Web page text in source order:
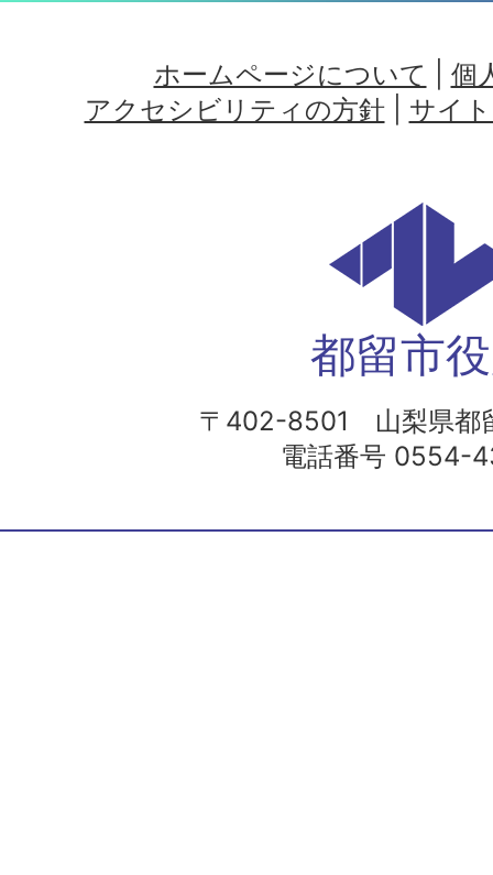
ホームページについて
個
アクセシビリティの方針| サイ
都留市
〒402-8501 山梨県都
電話番号 0554-